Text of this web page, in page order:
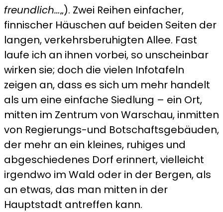
in
–
Jazdów
freundlich…„). Zwei Reihen einfacher,
finnischer Häuschen auf beiden Seiten der
langen, verkehrsberuhigten Allee. Fast
laufe ich an ihnen vorbei, so unscheinbar
wirken sie; doch die vielen Infotafeln
zeigen an, dass es sich um mehr handelt
als um eine einfache Siedlung – ein Ort,
mitten im Zentrum von Warschau, inmitten
von Regierungs-und Botschaftsgebäuden,
der mehr an ein kleines, ruhiges und
abgeschiedenes Dorf erinnert, vielleicht
irgendwo im Wald oder in der Bergen, als
an etwas, das man mitten in der
Hauptstadt antreffen kann.